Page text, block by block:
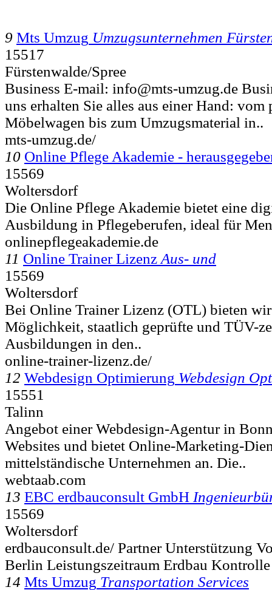
9 Mts Umzug Umzugsunternehmen
15517
Fürstenwalde/Spree
Business E-mail: info@mts-umzug.de
uns erhalten Sie alles aus einer Hand: vom
Möbelwagen bis zum Umzugsmaterial in..
mts-umzug.de/
10 Online Pflege Akademie -
15569
Woltersdorf
Die Online Pflege Akademie bietet eine
Ausbildung in Pflegeberufen, ideal für
onlinepflegeakademie.de
11 Online Trainer Lizenz Aus- und
15569
Woltersdorf
Bei Online Trainer Lizenz (OTL) bieten
Möglichkeit, staatlich geprüfte und TÜV-
Ausbildungen in den..
online-trainer-lizenz.de/
12 Webdesign Optimierung Webdesign
15551
Talinn
Angebot einer Webdesign-Agentur in
Websites und bietet Online-Marketing-
mittelständische Unternehmen an. Die..
webtaab.com
13 EBC erdbauconsult GmbH
15569
Woltersdorf
erdbauconsult.de/ Partner Unterstützung
Berlin Leistungszeitraum Erdbau Kontrolle
14 Mts Umzug Transportation Services